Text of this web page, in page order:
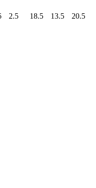
2.5 18.5 13.5 20.5